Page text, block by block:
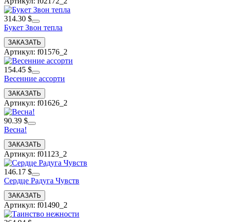
314.30 $
Букет Звон тепла
Артикул: f01576_2
154.45 $
Весенние ассорти
Артикул: f01626_2
90.39 $
Весна!
Артикул: f01123_2
146.17 $
Сердце Радуга Чувств
Артикул: f01490_2